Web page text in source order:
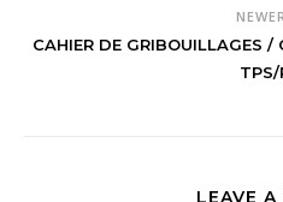
CAHIER DE GRIBOUILLAGES /
TPS/
LEAVE A